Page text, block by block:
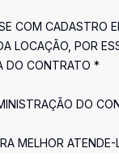
COM CADASTRO
LOCAÇÃO, POR
DO CONTRATO *
DO
MELHOR